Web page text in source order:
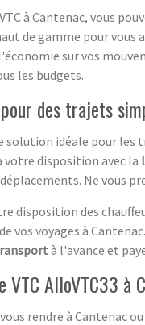
à Cantenac, vous
de gamme pour vous
sur vos
les budgets.
des trajets
solution idéale pour les
disposition avec la
Ne vous
disposition des
vos voyages à
à l'avance et
VTC AlloVTC33 à
rendre à Cantenac